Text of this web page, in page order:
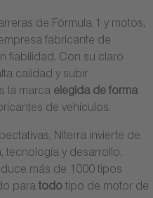
de Fórmula 1 y motos,
fabricante de
fiabilidad. Con su claro
calidad y subir
la marca elegida de forma
de vehículos.
Niterra invierte de
tecnología y desarrollo.
más de 1000 tipos
para todo tipo de motor de